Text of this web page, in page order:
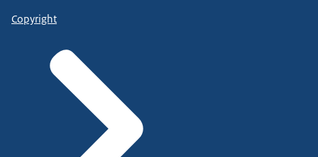
Copyright